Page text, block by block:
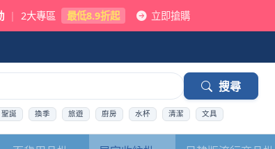
| 2大專區 最低8.9折起 立即搶購
搜尋
聖誕 換季 旅遊 廚房 水杯 清潔 文具